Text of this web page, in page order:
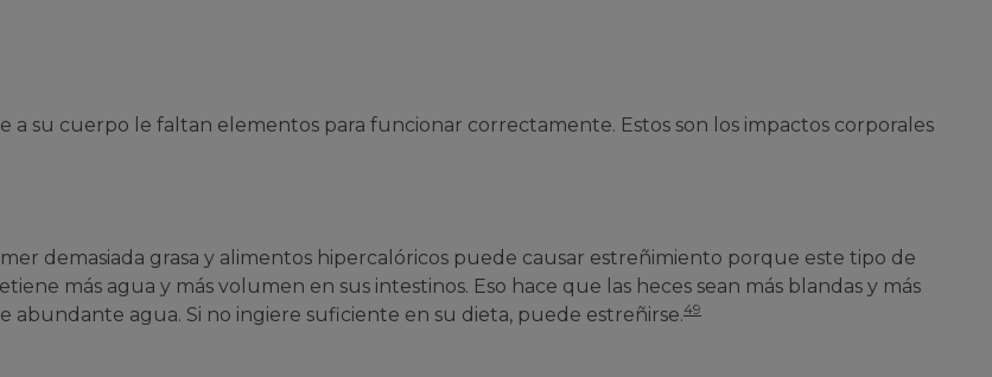
su cuerpo le faltan elementos para funcionar correctamente. Estos son los impactos corporales
demasiada grasa y alimentos hipercalóricos puede causar estreñimiento porque este tipo de
más agua y más volumen en sus intestinos. Eso hace que las heces sean más blandas y más
abundante agua. Si no ingiere suficiente en su dieta, puede estreñirse.49